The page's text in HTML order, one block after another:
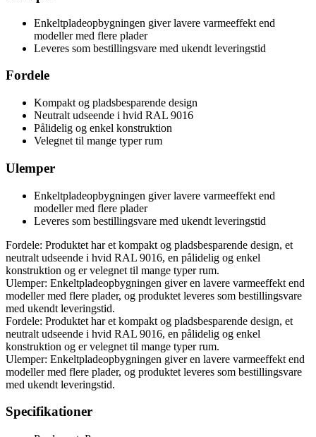
Enkeltpladeopbygningen giver lavere varmeeffekt end
modeller med flere plader
Leveres som bestillingsvare med ukendt leveringstid
Fordele
Kompakt og pladsbesparende design
Neutralt udseende i hvid RAL 9016
Pålidelig og enkel konstruktion
Velegnet til mange typer rum
Ulemper
Enkeltpladeopbygningen giver lavere varmeeffekt end
modeller med flere plader
Leveres som bestillingsvare med ukendt leveringstid
Fordele: Produktet har et kompakt og pladsbesparende design, et
neutralt udseende i hvid RAL 9016, en pålidelig og enkel
konstruktion og er velegnet til mange typer rum.
Ulemper: Enkeltpladeopbygningen giver en lavere varmeeffekt end
modeller med flere plader, og produktet leveres som bestillingsvare
med ukendt leveringstid.
Fordele: Produktet har et kompakt og pladsbesparende design, et
neutralt udseende i hvid RAL 9016, en pålidelig og enkel
konstruktion og er velegnet til mange typer rum.
Ulemper: Enkeltpladeopbygningen giver en lavere varmeeffekt end
modeller med flere plader, og produktet leveres som bestillingsvare
med ukendt leveringstid.
Specifikationer